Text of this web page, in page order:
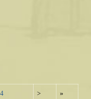
> »